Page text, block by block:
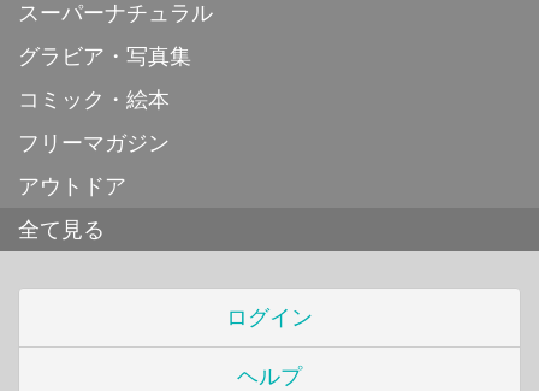
スーパーナチュラル
グラビア・写真集
コミック・絵本
フリーマガジン
アウトドア
全て見る
ログイン
ヘルプ